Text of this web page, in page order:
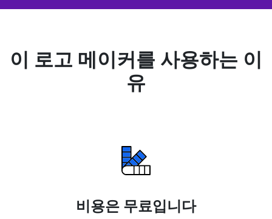
이 로고 메이커를 사용하는 이
유
비용은 무료입니다